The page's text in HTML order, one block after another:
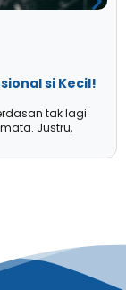
si Kecil!
tak lagi
Justru,